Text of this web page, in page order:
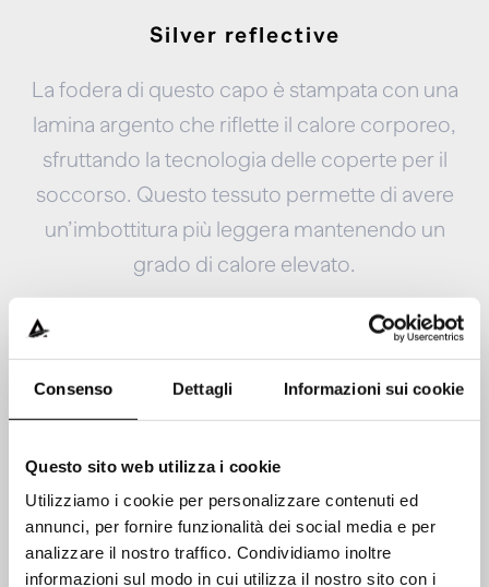
Consenso Dettagli Informazioni sui cookie
Questo sito web utilizza i cookie
Utilizziamo i cookie per personalizzare contenuti ed
annunci, per fornire funzionalità dei social media e per
analizzare il nostro traffico. Condividiamo inoltre
informazioni sul modo in cui utilizza il nostro sito con i
Silver reflective
La fodera di questo capo è stampata con una
lamina argento che riflette il calore corporeo,
sfruttando la tecnologia delle coperte per il
soccorso. Questo tessuto permette di avere
un’imbottitura più leggera mantenendo un
grado di calore elevato.